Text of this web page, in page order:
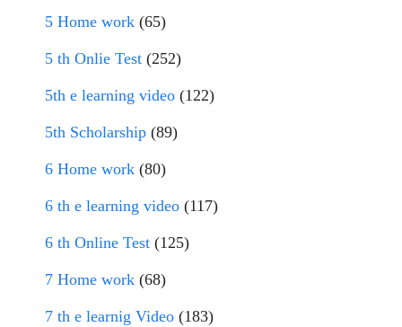
5 Home work (65)
5 th Onlie Test (252)
5th e learning video (122)
5th Scholarship (89)
6 Home work (80)
6 th e learning video (117)
6 th Online Test (125)
7 Home work (68)
7 th e learnig Video (183)